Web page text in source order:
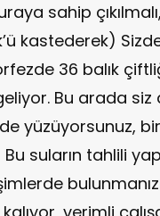
sahip
kastederek)
36 balık
Bu arada siz
yüzüyorsunuz,
suların tahlili